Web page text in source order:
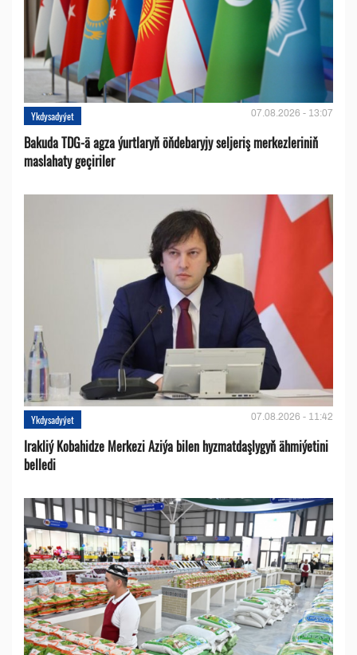
Ykdysadyýet 07.08.2026 - 13:07
Bakuda TDG-ä agza ýurtlaryň öňdebaryjy seljeriş merkezleriniň
maslahaty geçiriler
Ykdysadyýet 07.08.2026 - 11:42
Irakliý Kobahidze Merkezi Aziýa bilen hyzmatdaşlygyň ähmiýetini
belledi